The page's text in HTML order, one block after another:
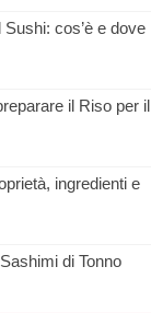
cos’è e dove
il Riso per il
ingredienti e
di Tonno